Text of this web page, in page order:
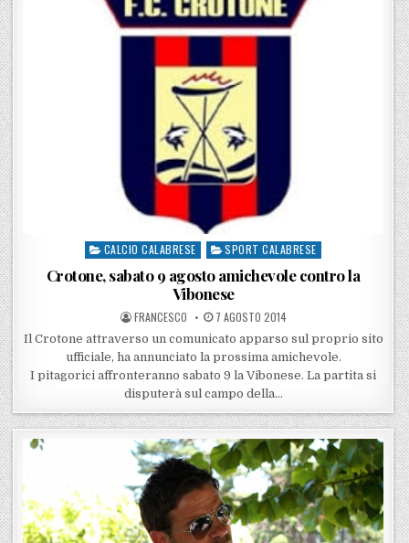
Posted in
CALCIO CALABRESE SPORT CALABRESE
Crotone, sabato 9 agosto amichevole contro la
Vibonese
POSTED BY
FRANCESCO POSTED ON
7 AGOSTO 2014
Il Crotone attraverso un comunicato apparso sul proprio sito
ufficiale, ha annunciato la prossima amichevole.
I pitagorici affronteranno sabato 9 la Vibonese. La partita si
disputerà sul campo della…